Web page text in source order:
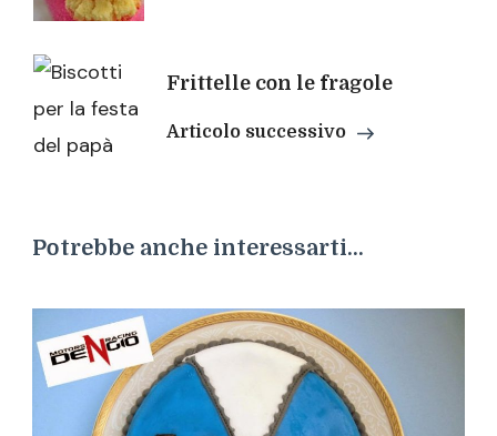
Frittelle con le fragole
Articolo successivo
Potrebbe anche interessarti...